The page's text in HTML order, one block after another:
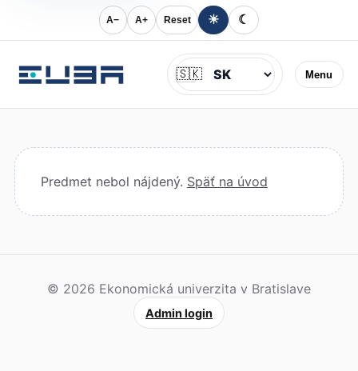
A− A+ Reset ☀ ☾
Menu
Jazyk
🇸🇰
Predmet nebol nájdený. Späť na úvod
© 2026 Ekonomická univerzita v Bratislave
Admin login